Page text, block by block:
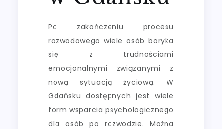
Po zakończeniu procesu
rozwodowego wiele osób boryka
się z trudnościami
emocjonalnymi związanymi z
nową sytuacją życiową. W
Gdańsku dostępnych jest wiele
form wsparcia psychologicznego
dla osób po rozwodzie. Można